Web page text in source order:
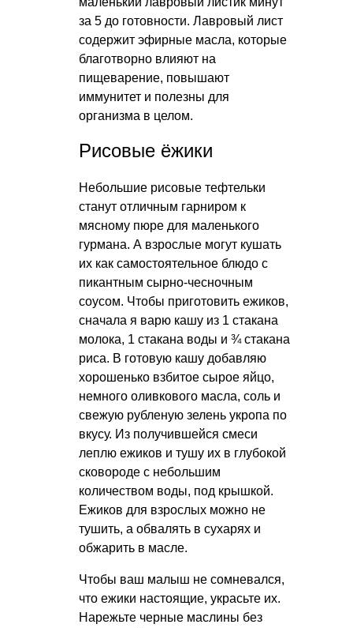
за 5 до готовности. Лавровый лист
содержит эфирные масла, которые
благотворно влияют на
пищеварение, повышают
иммунитет и полезны для
организма в целом.
Рисовые ёжики
Небольшие рисовые тефтельки
станут отличным гарниром к
мясному пюре для маленького
гурмана. А взрослые могут кушать
их как самостоятельное блюдо с
пикантным сырно-чесночным
соусом. Чтобы приготовить ежиков,
сначала я варю кашу из 1 стакана
молока, 1 стакана воды и ¾ стакана
риса. В готовую кашу добавляю
хорошенько взбитое сырое яйцо,
немного оливкового масла, соль и
свежую рубленую зелень укропа по
вкусу. Из получившейся смеси
леплю ежиков и тушу их в глубокой
сковороде с небольшим
количеством воды, под крышкой.
Ежиков для взрослых можно не
тушить, а обвалять в сухарях и
обжарить в масле.
Чтобы ваш малыш не сомневался,
что ежики настоящие, украсьте их.
Нарежьте черные маслины без